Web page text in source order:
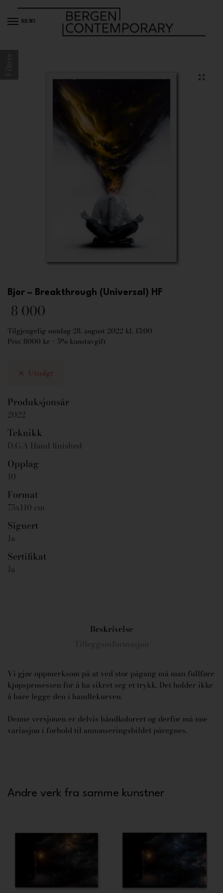
MENY
Bjor – Breakthrough (Universal) HF
8 000
Tilgjengelig søndag 28. august 2022 kl. 15:00
Pris: 8000 kr + 5% kunstavgift
Utsolgt
Produksjonsår
2022
Teknikk
D.G.A Hand finished
Opplag
10
Format
75x110 cm
Signert
Ja
Sertifikat
Ja
Beskrivelse
Tilleggsinformasjon
Vi gjør oppmerksom på at ved stor pågang må man fullføre
kjøpsprosessen for å ha sikret seg et trykk. Det holder ikke
å bare legge den i handlekurven.
Denne versjonen er delvis håndkolorert og derfor må noe
variasjon i forhold til annonseringsbildet påregnes.
Andre verk fra samme kunstner
Filtrer